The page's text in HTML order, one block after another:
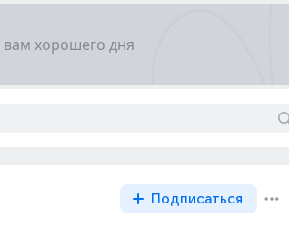
Подписаться